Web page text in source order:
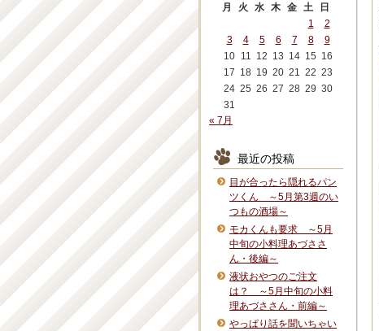
月 火 水 木 金 土
日
1
2
3
4 5 6 7 8
9
10 11 12 13 14 15 16
17 18 19 20 21 22 23
24 25 26 27 28 29 30
31
« 7月
最近の投稿
目が合ったら隠れるパン
ツくん ～5月第3週のい
つもの酒場～
モカくんも要求 ～5月
中旬の小料理あづささ
ん・後編～
液状おやつのご注文
は？ ～5月中旬の小料
理あづささん・前編～
やっぱり話を聞いちゃい